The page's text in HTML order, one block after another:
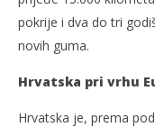
pokrije i dva do tri
novih guma.
Hrvatska pri vrhu
Hrvatska je, prema